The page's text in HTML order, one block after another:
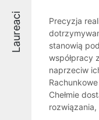
Laureaci
Precyzja
stanowią
współpracy
naprzeciw
Chełmie
rozwiązania,